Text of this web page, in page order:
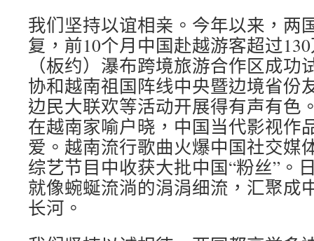
我们坚持以谊相亲。今年以来，两
复，前10个月中国赴越游客超过
（板约）瀑布跨境旅游合作区成功
协和越南祖国阵线中央暨边境省份
边民大联欢等活动开展得有声有色
在越南家喻户晓，中国当代影视作
爱。越南流行歌曲火爆中国社交媒
综艺节目中收获大批中国“粉丝”。
就像蜿蜒流淌的涓涓细流，汇聚成
长河。